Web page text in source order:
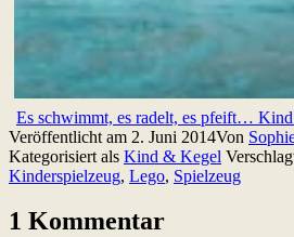
Es schwimmt, es radelt, es pfeift…
Veröffentlicht am 2. Juni 2014Von
Kategorisiert als Kind & Kegel
Kinderspielzeug, Lego, Spielzeug
1 Kommentar